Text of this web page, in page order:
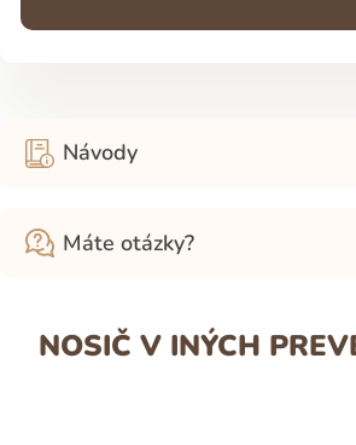
Návody
Máte otázky?
NOSIČ V INÝCH